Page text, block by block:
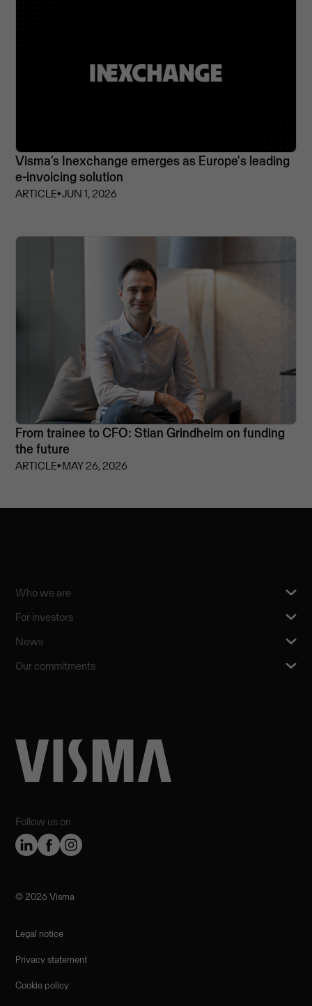
Visma’s Inexchange emerges as Europe's leading
e-invoicing solution
ARTICLE⏵JUN 1, 2026
From trainee to CFO: Stian Grindheim on funding
the future
ARTICLE⏵MAY 26, 2026
Follow us on
Who we are
For investors
News
Our commitments
©️ 2026 Visma
Legal notice
Privacy statement
Cookie policy